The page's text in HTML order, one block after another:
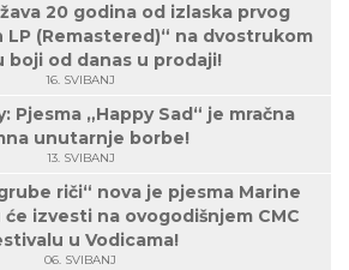
20 godina od izlaska prvog
LP (Remastered)“ na dvostrukom
boji od danas u prodaji!
16. SVIBANJ
Pjesma „Happy Sad“ je mračna
unutarnje borbe!
13. SVIBANJ
riči“ nova je pjesma Marine
će izvesti na ovogodišnjem CMC
u Vodicama!
06. SVIBANJ